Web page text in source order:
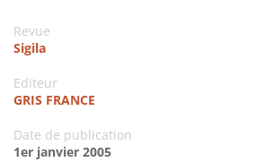
Revue
Sigila
Editeur
GRIS FRANCE
Date de publication
1er janvier 2005